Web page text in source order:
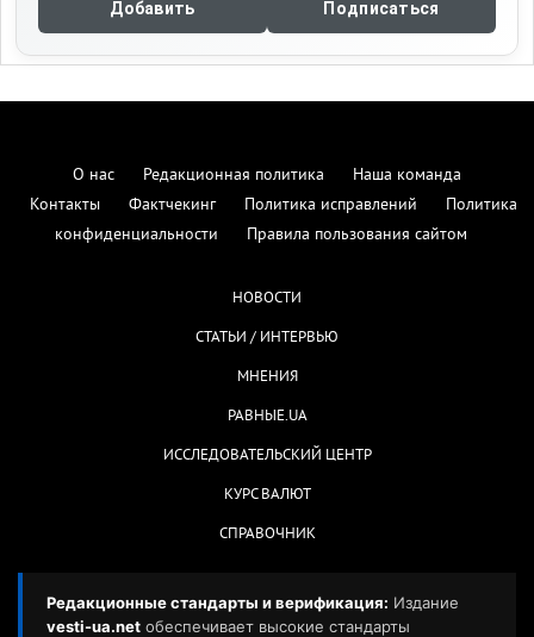
Добавить Подписаться
О нас Редакционная политика
Наша команда
Контакты
Фактчекинг Политика исправлений
Политика
конфиденциальности
Правила пользования сайтом
НОВОСТИ
СТАТЬИ / ИНТЕРВЬЮ
МНЕНИЯ
РАВНЫЕ.UA
ИССЛЕДОВАТЕЛЬСКИЙ ЦЕНТР
КУРС ВАЛЮТ
СПРАВОЧНИК
Редакционные стандарты и верификация: Издание
vesti-ua.net обеспечивает высокие стандарты